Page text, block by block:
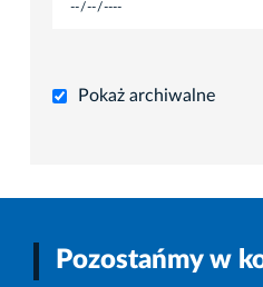
Pokaż archiwalne
Pozostańmy w